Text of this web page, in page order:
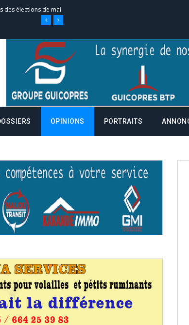
des élections de mai
au 105, ouvert
ce jeudi 28 mai à
Administratives de
et à une
CACV (centralisation
d’électeurs possible
à transmettre
OPINIONS PORTRAITS